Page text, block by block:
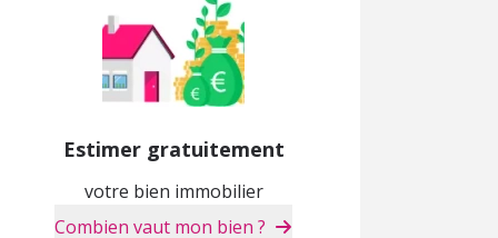
Estimer gratuitement
votre bien immobilier
Combien vaut mon bien ?